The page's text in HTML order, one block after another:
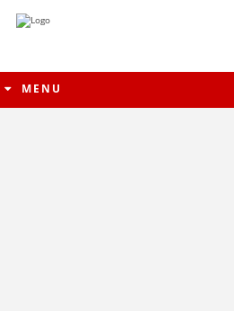
MENU